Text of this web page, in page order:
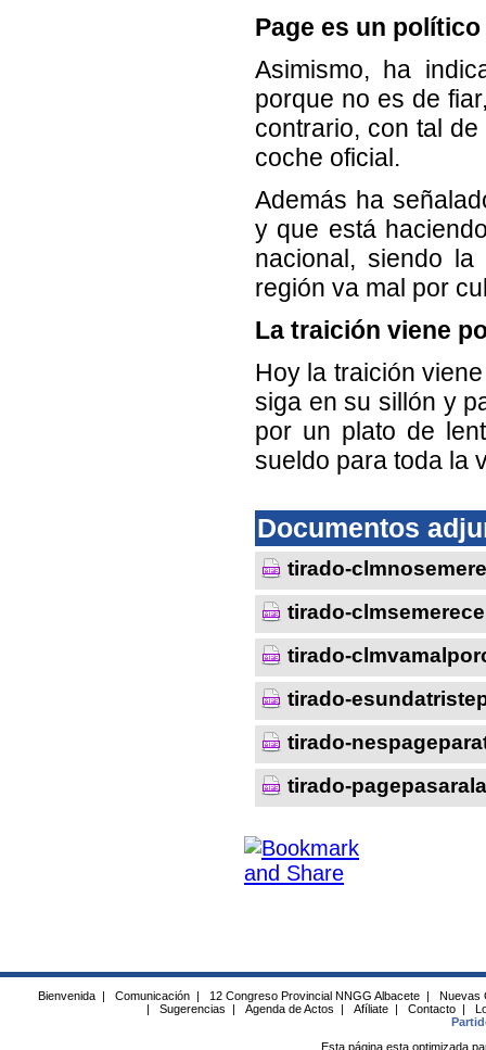
Page es un
Asimismo, ha
porque no es de
contrario, con tal
coche oficial.
Además ha
y que está
nacional, siendo
región va mal por
La traición viene
Hoy la traición
siga en su sillón y
por un plato de
sueldo para toda la
Documentos
tirado-
tirado-
tirado-
tirado-
tirado-
tirado-
Bienvenida | Comunicación | 12 Congreso Provincial NNGG Albacete |
Nuevas
|
Sugerencias | Agenda de Actos | Afíliate | Contacto |
Esta página esta optimizada